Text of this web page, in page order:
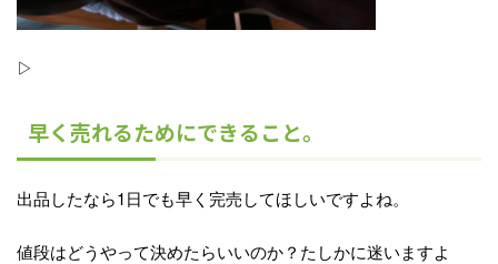
▷
早く売れるためにできること。
出品したなら1日でも早く完売してほしいですよね。
値段はどうやって決めたらいいのか？たしかに迷いますよ